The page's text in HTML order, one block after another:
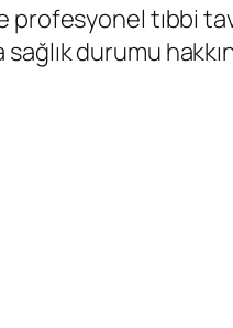
profesyonel tıbbi
durumu